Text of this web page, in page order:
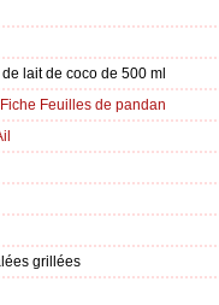
lait de coco de 500 ml
Fiche Feuilles de pandan
grillées